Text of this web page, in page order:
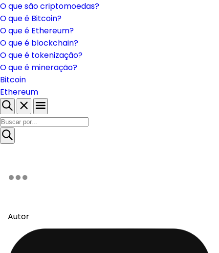
O que são criptomoedas?
O que é Bitcoin?
O que é Ethereum?
O que é blockchain?
O que é tokenização?
O que é mineração?
Bitcoin
Ethereum
Autor